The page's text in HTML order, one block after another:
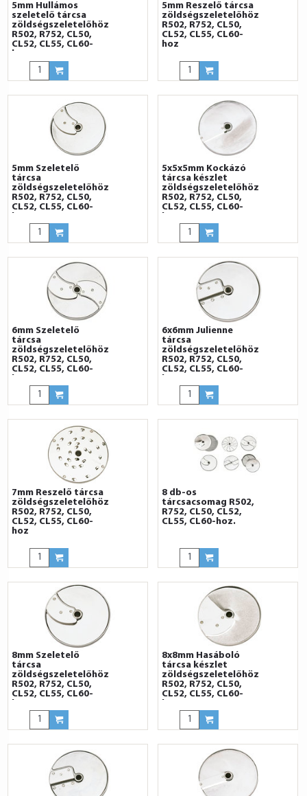
5mm Hullámos
szeletelő tárcsa
zöldségszeletelőhöz
R502, R752, CL50,
CL52, CL55, CL60-
hoz
5mm Reszelő tárcsa
zöldségszeletelőhöz
R502, R752, CL50,
CL52, CL55, CL60-
hoz
5mm Szeletelő
tárcsa
zöldségszeletelőhöz
R502, R752, CL50,
CL52, CL55, CL60-
hoz
5x5x5mm Kockázó
tárcsa készlet
zöldségszeletelőhöz
R502, R752, CL50,
CL52, CL55, CL60-
hoz
6mm Szeletelő
tárcsa
zöldségszeletelőhöz
R502, R752, CL50,
CL52, CL55, CL60-
6x6mm Julienne
tárcsa
zöldségszeletelőhöz
R502, R752, CL50,
CL52, CL55, CL60-
7mm Reszelő tárcsa
zöldségszeletelőhöz
R502, R752, CL50,
CL52, CL55, CL60-
hoz
8 db-os
tárcsacsomag R502,
R752, CL50, CL52,
CL55, CL60-hoz.
8mm Szeletelő
tárcsa
zöldségszeletelőhöz
R502, R752, CL50,
CL52, CL55, CL60-
8x8mm Hasáboló
tárcsa készlet
zöldségszeletelőhöz
R502, R752, CL50,
CL52, CL55, CL60-